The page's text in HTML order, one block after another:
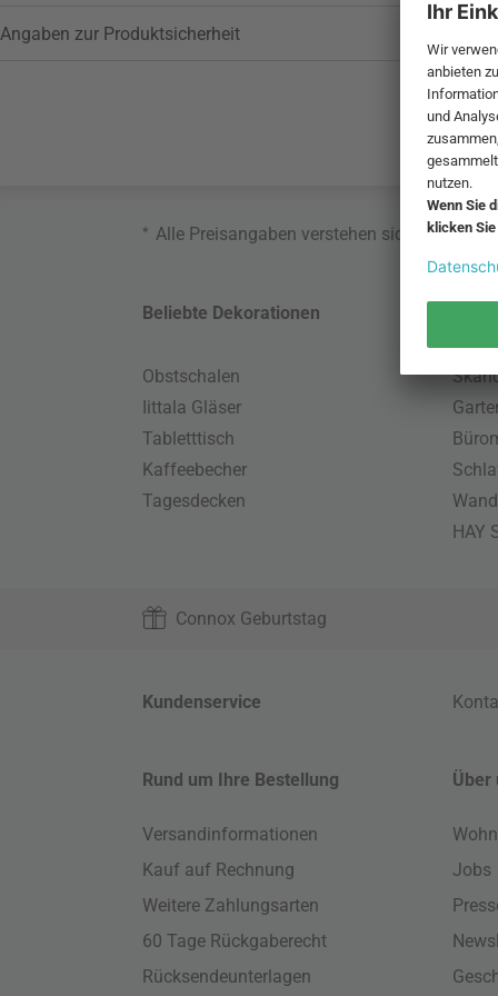
Angaben zur Produktsicherheit
* Alle Preisangaben verstehen sich inklusive
Beliebte Dekorationen
Obstschalen
Iittala Gläser
Tabletttisch
Kaffeebecher
Tagesdecken
HAY
Connox Geburtstag
Kundenservice
Rund um Ihre Bestellung
Versandinformationen
Kauf auf Rechnung
Weitere Zahlungsarten
60 Tage Rückgaberecht
Rücksendeunterlagen
Über
Jobs